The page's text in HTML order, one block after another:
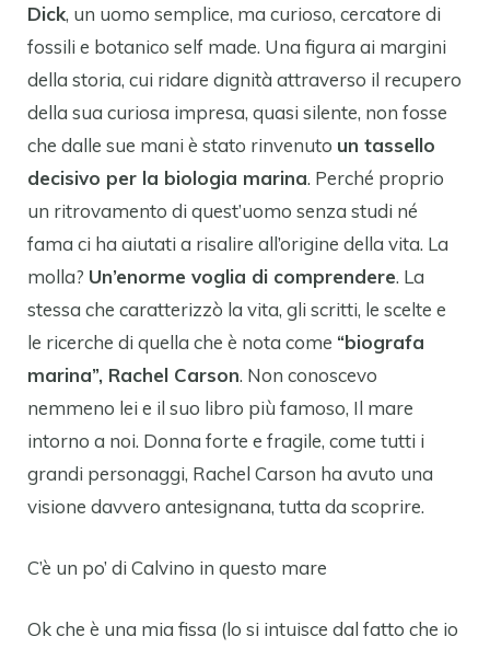
Dick, un uomo semplice, ma curioso, cercatore di
fossili e botanico self made. Una figura ai margini
della storia, cui ridare dignità attraverso il recupero
della sua curiosa impresa, quasi silente, non fosse
che dalle sue mani è stato rinvenuto un tassello
decisivo per la biologia marina. Perché proprio
un ritrovamento di quest’uomo senza studi né
fama ci ha aiutati a risalire all’origine della vita. La
molla? Un’enorme voglia di comprendere. La
stessa che caratterizzò la vita, gli scritti, le scelte e
le ricerche di quella che è nota come “biografa
marina”, Rachel Carson. Non conoscevo
nemmeno lei e il suo libro più famoso, Il mare
intorno a noi. Donna forte e fragile, come tutti i
grandi personaggi, Rachel Carson ha avuto una
visione davvero antesignana, tutta da scoprire.
C’è un po’ di Calvino in questo mare
Ok che è una mia fissa (lo si intuisce dal fatto che io